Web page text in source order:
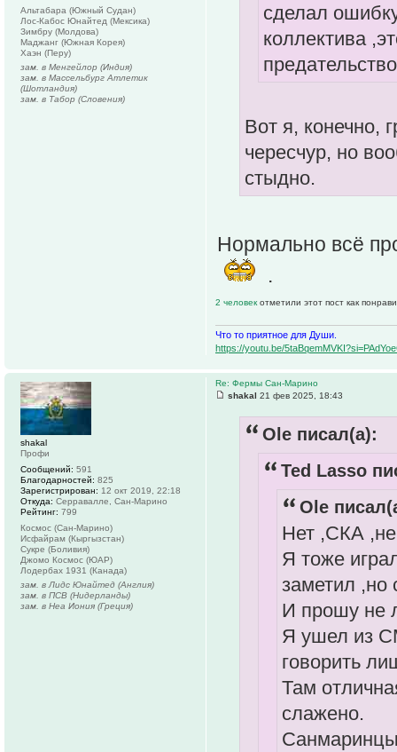
сделал
коллектива
Вот я, конечно,
чересчур, но
стыдно.
Нормально всё
.
2 человек отметили этот пост как
Что то приятное для Души.
https://youtu.be/
Альтабара (Южный Судан)
Лос-Кабос Юнайтед (Мексика)
Зимбру (Молдова)
Маджанг (Южная Корея)
Хаэн (Перу)
зам. в Менгейлор (Индия)
зам. в Массельбург Атлетик
(Шотландия)
зам. в Табор (Словения)
Re: Фермы Сан-Марино
shakal 21 фев 2025, 18:43
Ole писал(а):
Ted Lasso
Ole
Нет ,СКА ,не
Я тоже
заметил ,но
И прошу не
Я ушел из
говорить
Там
слажено.
shakal
Профи
Сообщений: 591
Благодарностей: 825
Зарегистрирован: 12 окт 2019, 22:18
Откуда: Серравалле, Сан-Марино
Рейтинг: 799
Космос (Сан-Марино)
Исфайрам (Кыргызстан)
Сукре (Боливия)
Джомо Космос (ЮАР)
Лодербах 1931 (Канада)
зам. в Лидс Юнайтед (Англия)
зам. в ПСВ (Нидерланды)
зам. в Неа Иония (Греция)